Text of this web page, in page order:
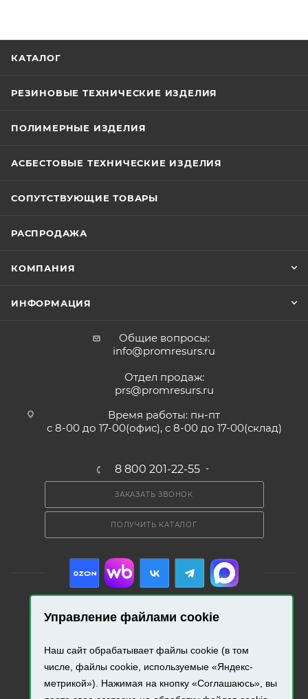
Управление файлами cookie
Наш сайт обрабатывает файлы cookie (в том
числе, файлы cookie, используемые «Яндекс-
метрикой»). Нажимая на кнопку «Соглашаюсь», вы
КАТАЛОГ
РЕЗИНОВЫЕ ТЕХНИЧЕСКИЕ ИЗДЕЛИЯ
ПОЛИМЕРНЫЕ ИЗДЕЛИЯ
АСБЕСТОВЫЕ ТЕХНИЧЕСКИЕ ИЗДЕЛИЯ
СОПУТСТВУЮЩИЕ ТОВАРЫ
РАСПРОДАЖА
КОМПАНИЯ
ИНФОРМАЦИЯ
Общие вопросы:
info@promresurs.ru
Отдел продаж:
prs@promresurs.ru
Время работы: пн-пт
с 8-00 до 17-00(офис), с 8-00 до 17-00(склад)
8 800 201-22-55
ЗАКАЗАТЬ ЗВОНОК
ПОЛУЧИТЬ КАТАЛОГ
Разработка и продвижение сайта.